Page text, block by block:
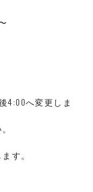
4:00へ変更しま
す。